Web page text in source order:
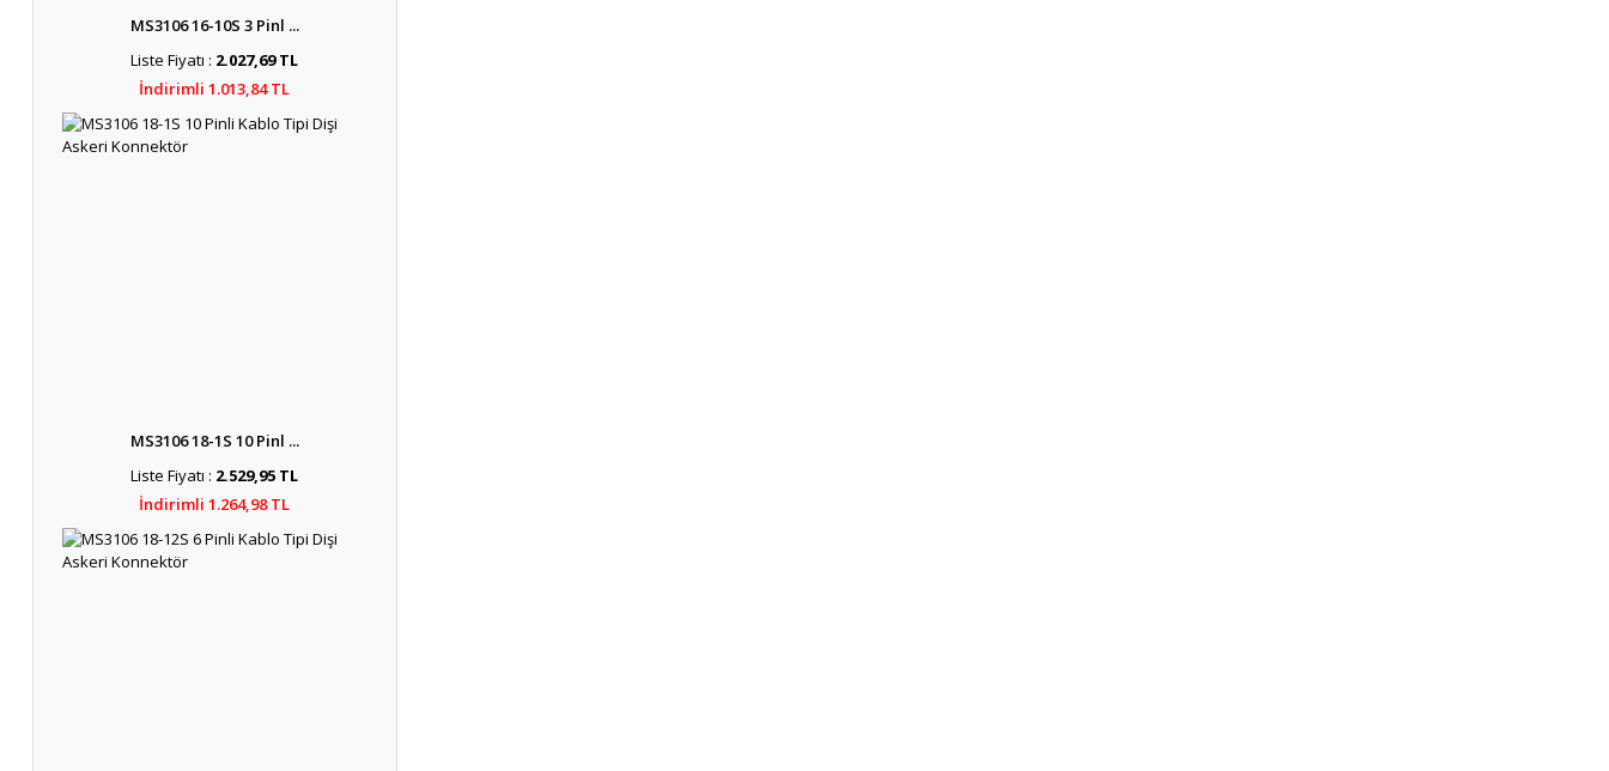
MS3106 16-10S 3 Pinl ...
Liste Fiyatı : 2.027,69 TL
İndirimli 1.013,84 TL
MS3106 18-1S 10 Pinl ...
Liste Fiyatı : 2.529,95 TL
İndirimli 1.264,98 TL